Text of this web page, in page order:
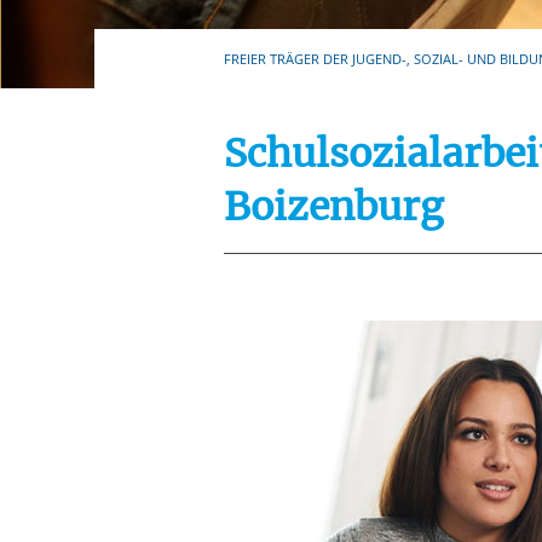
Ihre etwaige Einwilligung
der von Ihnen
aufgrund berechtigter
FREIER TRÄGER DER JUGEND-, SOZIAL- UND
Boizenburg